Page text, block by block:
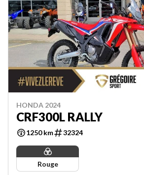
HONDA 2024
CRF300L RALLY
1250 km 32324
Rouge